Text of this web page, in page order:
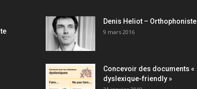
Denis Heliot – Orthophoniste
9 mars 2016
Concevoir des documents «
dyslexique-friendly »